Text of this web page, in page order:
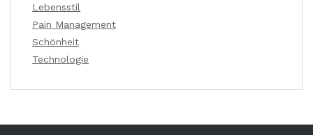
Lebensstil
Pain Management
Schönheit
Technologie